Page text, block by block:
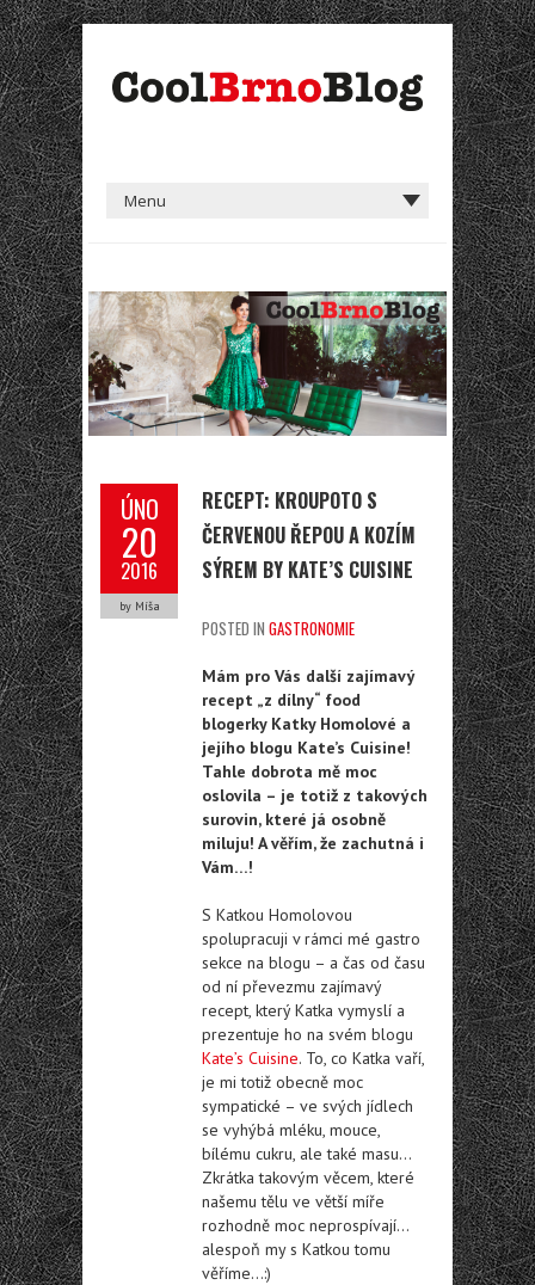
ÚNO
20
2016
by Míša
RECEPT: KROUPOTO S
ČERVENOU ŘEPOU A KOZÍM
SÝREM BY KATE’S CUISINE
POSTED IN GASTRONOMIE
Mám pro Vás další zajímavý
recept „z dílny“ food
blogerky Katky Homolové a
jejího blogu Kate’s Cuisine!
Tahle dobrota mě moc
oslovila – je totiž z takových
surovin, které já osobně
miluju! A věřím, že zachutná i
Vám…!
S Katkou Homolovou
spolupracuji v rámci mé gastro
sekce na blogu – a čas od času
od ní převezmu zajímavý
recept, který Katka vymyslí a
prezentuje ho na svém blogu
Kate’s Cuisine. To, co Katka vaří,
je mi totiž obecně moc
sympatické – ve svých jídlech
se vyhýbá mléku, mouce,
bílému cukru, ale také masu…
Zkrátka takovým věcem, které
našemu tělu ve větší míře
rozhodně moc neprospívají…
alespoň my s Katkou tomu
věříme…:)